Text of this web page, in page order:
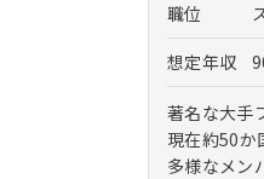
職位
想定年収
著名な大手
現在約50か
多様なメン